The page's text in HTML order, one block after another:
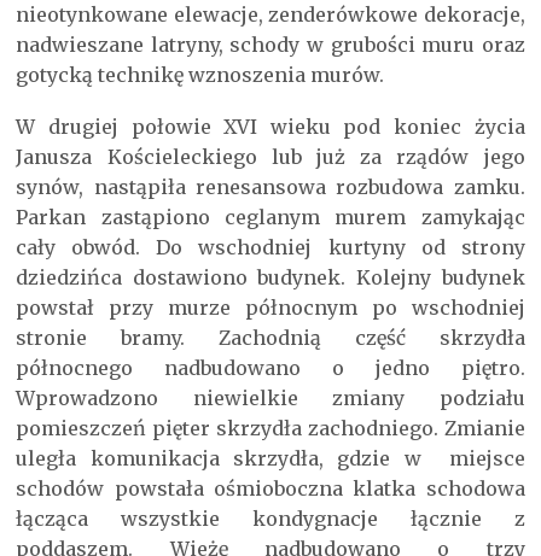
nieotynkowane elewacje, zenderówkowe dekoracje,
nadwieszane latryny, schody w grubości muru oraz
gotycką technikę wznoszenia murów.
W drugiej połowie XVI wieku pod koniec życia
Janusza Kościeleckiego lub już za rządów jego
synów, nastąpiła renesansowa rozbudowa zamku.
Parkan zastąpiono ceglanym murem zamykając
cały obwód. Do wschodniej kurtyny od strony
dziedzińca dostawiono budynek. Kolejny budynek
powstał przy murze północnym po wschodniej
stronie bramy. Zachodnią część skrzydła
północnego nadbudowano o jedno piętro.
Wprowadzono niewielkie zmiany podziału
pomieszczeń pięter skrzydła zachodniego. Zmianie
uległa komunikacja skrzydła, gdzie w miejsce
schodów powstała ośmioboczna klatka schodowa
łącząca wszystkie kondygnacje łącznie z
poddaszem. Wieżę nadbudowano o trzy